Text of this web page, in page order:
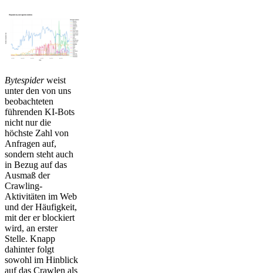
Bytespiderweist
unter den von uns
beobachteten
führenden KI-Bots
nicht nur die
höchste Zahl von
Anfragen auf,
sondern steht auch
in Bezug auf das
Ausmaß der
Crawling-
Aktivitäten im Web
und der Häufigkeit,
mit der er blockiert
wird, an erster
Stelle. Knapp
dahinter folgt
sowohl im Hinblick
auf das Crawlen als